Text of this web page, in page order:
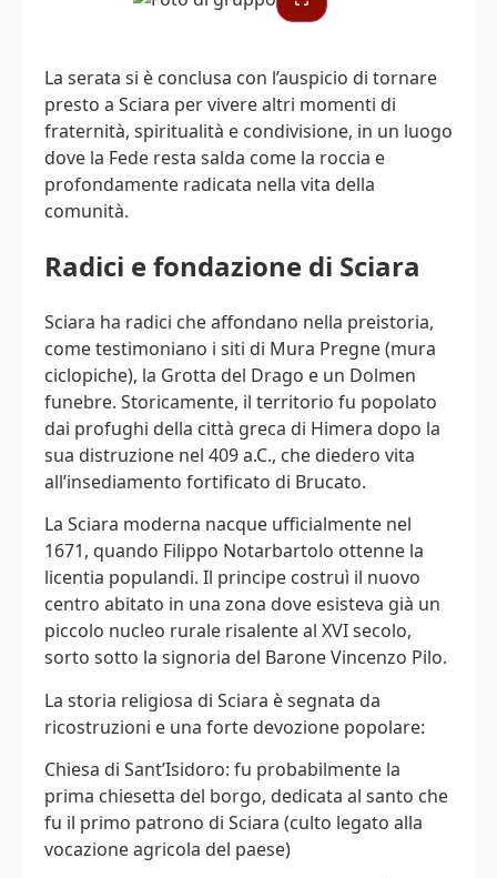
La serata si è conclusa con l’auspicio di tornare
presto a Sciara per vivere altri momenti di
fraternità, spiritualità e condivisione, in un luogo
dove la Fede resta salda come la roccia e
profondamente radicata nella vita della
comunità.
Radici e fondazione di Sciara
Sciara ha radici che affondano nella preistoria,
come testimoniano i siti di Mura Pregne (mura
ciclopiche), la Grotta del Drago e un Dolmen
funebre. Storicamente, il territorio fu popolato
dai profughi della città greca di Himera dopo la
sua distruzione nel 409 a.C., che diedero vita
all’insediamento fortificato di Brucato.
La Sciara moderna nacque ufficialmente nel
1671, quando Filippo Notarbartolo ottenne la
licentia populandi. Il principe costruì il nuovo
centro abitato in una zona dove esisteva già un
piccolo nucleo rurale risalente al XVI secolo,
sorto sotto la signoria del Barone Vincenzo Pilo.
La storia religiosa di Sciara è segnata da
ricostruzioni e una forte devozione popolare:
Chiesa di Sant’Isidoro: fu probabilmente la
prima chiesetta del borgo, dedicata al santo che
fu il primo patrono di Sciara (culto legato alla
vocazione agricola del paese)